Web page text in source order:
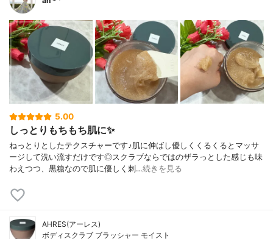
5.00
しっとりもちもち肌に✨
ねっとりとしたテクスチャーです♪肌に伸ばし優しくくるくるとマッサ
ージして洗い流すだけです◎スクラブならではのザラっとした感じも味
わえつつ、黒糖なので肌に優しく刺…続きを見る
AHRES(アーレス)
ボディスクラブ ブラッシャー モイスト